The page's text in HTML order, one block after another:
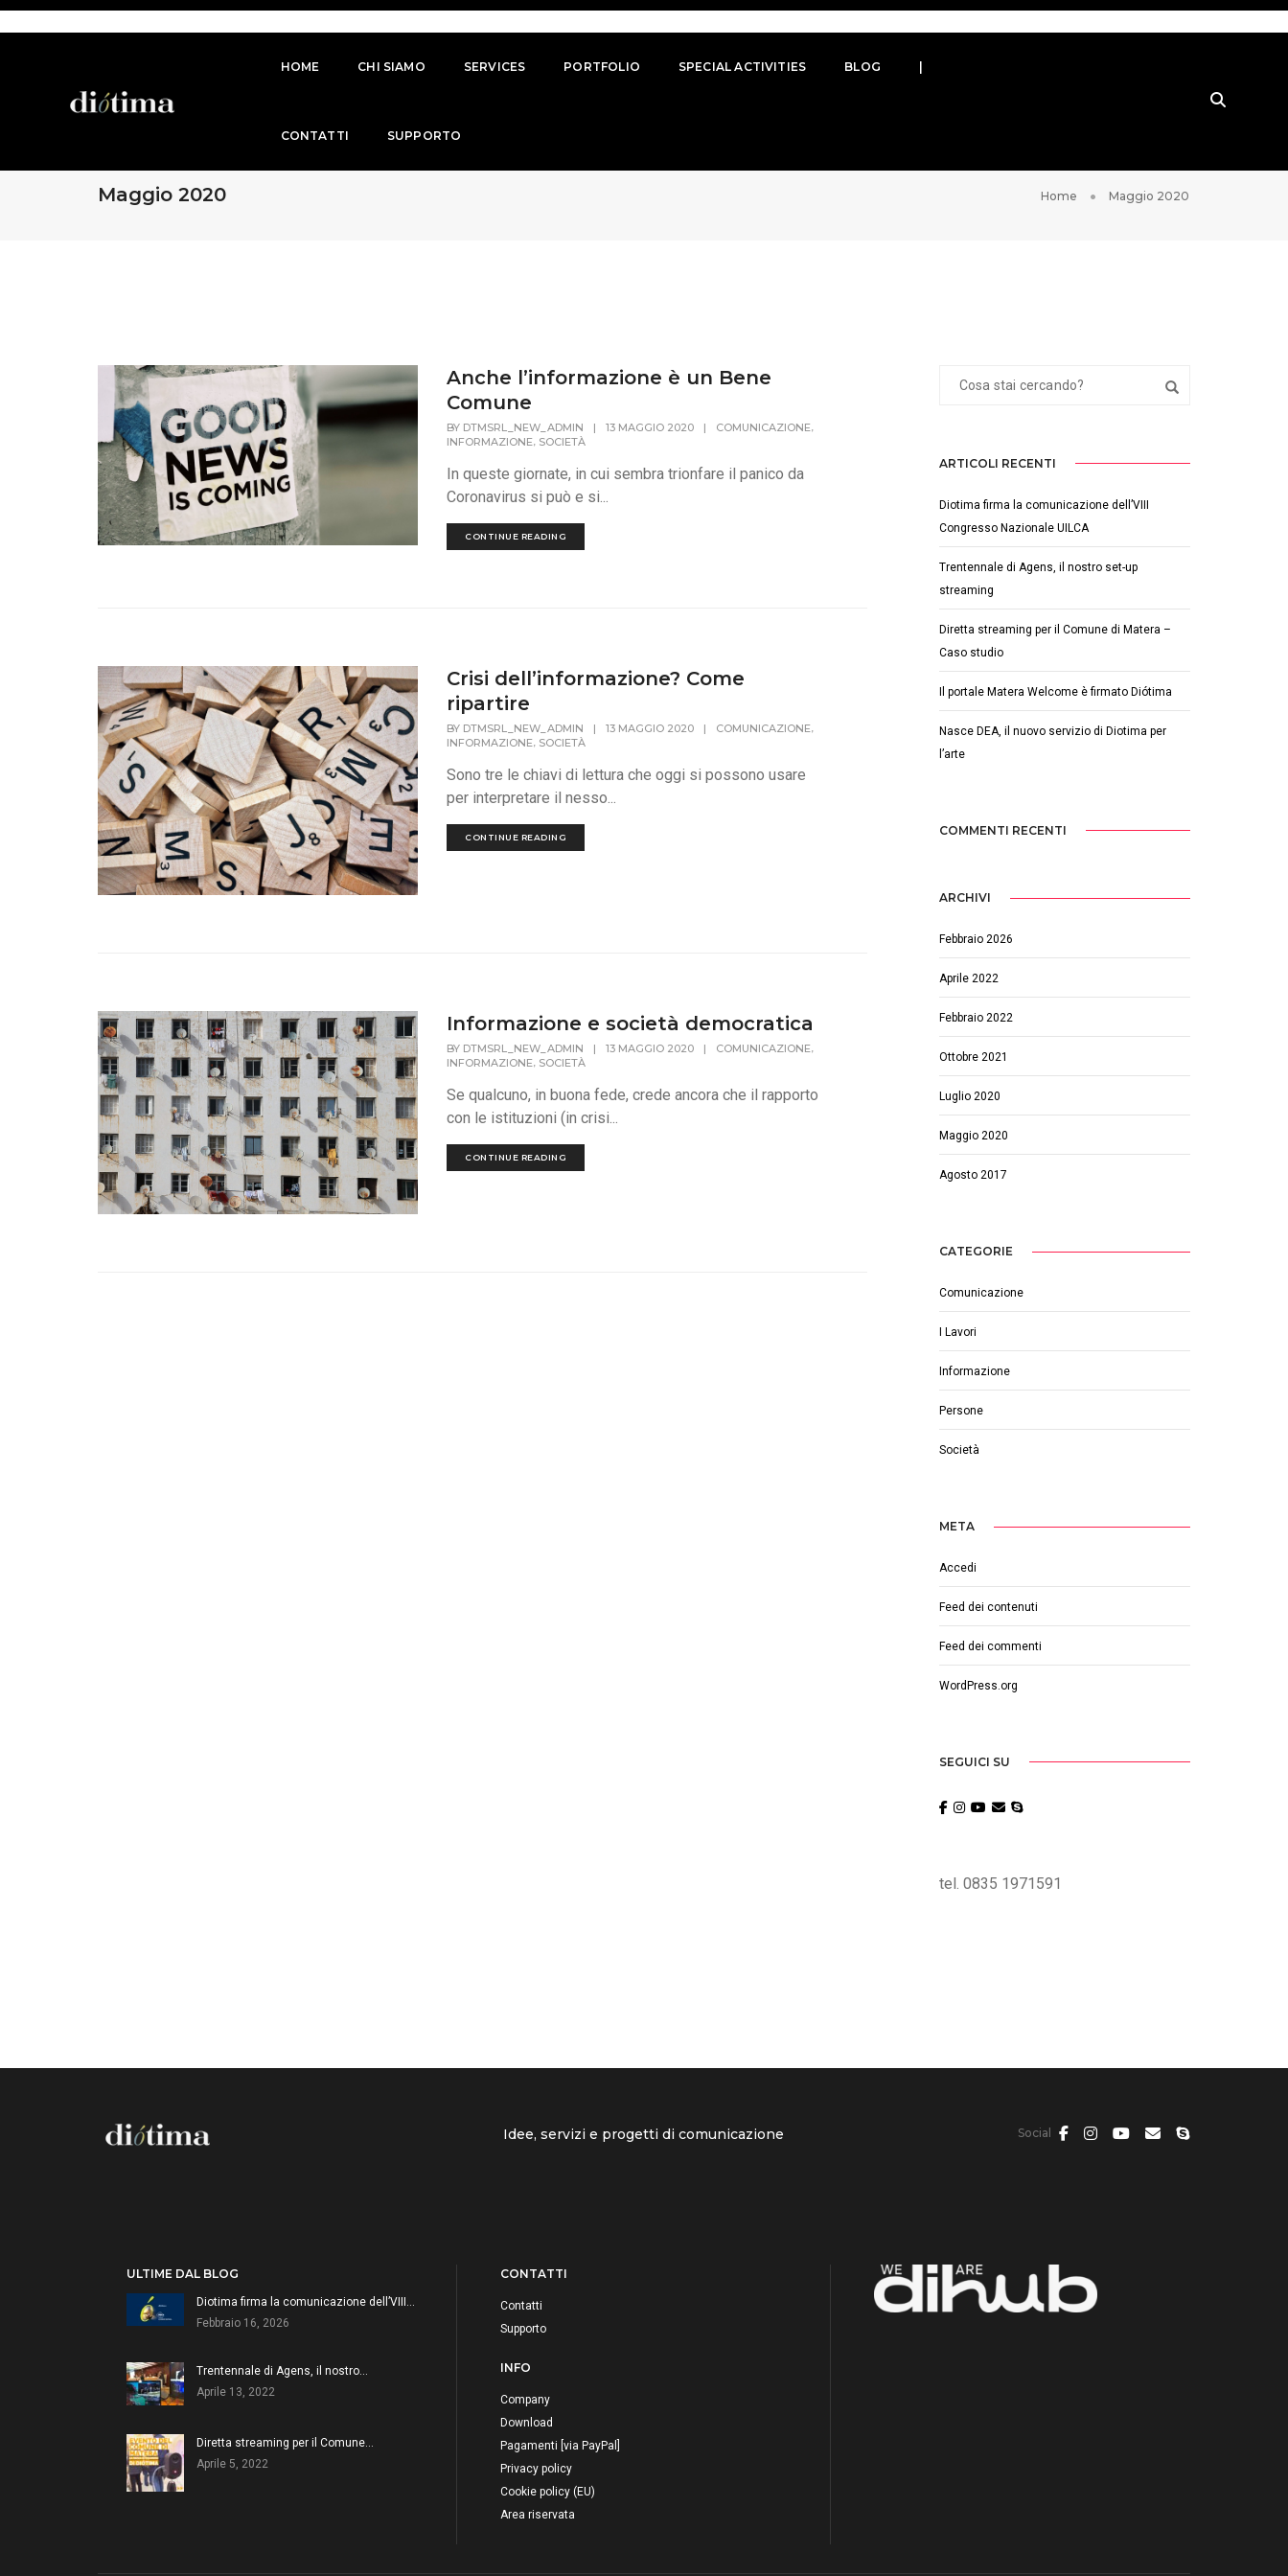
HOME CHI SIAMO SERVICES PORTFOLIO SPECIAL ACTIVITIES BLOG
CONTATTI SUPPORTO
Maggio 2020 Home Maggio 2020
Anche l’informazione è un Bene
Comune
BY DTMSRL_NEW_ADMIN | 13 MAGGIO 2020 | COMUNICAZIONE,
INFORMAZIONE, SOCIETÀ
In queste giornate, in cui sembra trionfare il panico da
Coronavirus si può e si...
CONTINUE READING
Crisi dell’informazione? Come
ripartire
BY DTMSRL_NEW_ADMIN | 13 MAGGIO 2020 | COMUNICAZIONE,
INFORMAZIONE, SOCIETÀ
Sono tre le chiavi di lettura che oggi si possono usare
per interpretare il nesso...
CONTINUE READING
Informazione e società democratica
BY DTMSRL_NEW_ADMIN | 13 MAGGIO 2020 | COMUNICAZIONE
INFORMAZIONE SOCIETÀ
Se qualcuno, in buona fede, crede ancora che il rapporto
con le istituzioni (in crisi...
CONTINUE READING
ARTICOLI RECENTI
Diotima firma la comunicazione dell’VIII
Congresso Nazionale UILCA
Trentennale di Agens, il nostro set-up
streaming
Diretta streaming per il Comune di Matera –
Caso studio
Il portale Matera Welcome è firmato Diótima
Nasce DEA, il nuovo servizio di Diotima per
l’arte
COMMENTI RECENTI
ARCHIVI
Febbraio 2026
Aprile 2022
Febbraio 2022
Ottobre 2021
Luglio 2020
Maggio 2020
Agosto 2017
CATEGORIE
Comunicazione
I Lavori
Informazione
Persone
Società
META
Accedi
Feed dei contenuti
Feed dei commenti
WordPress.org
SEGUICI SU
tel. 0835 1971591
Idee, servizi e progetti di comunicazione Social
ULTIME DAL BLOG
Diotima firma la comunicazione dell’VIII…
Febbraio 16, 2026
Trentennale di Agens, il nostro…
Aprile 13, 2022
Diretta streaming per il Comune…
Aprile 5, 2022
CONTATTI
Contatti
Supporto
INFO
Company
Download
Pagamenti [via PayPal]
Privacy policy
Cookie policy (EU)
Area riservata